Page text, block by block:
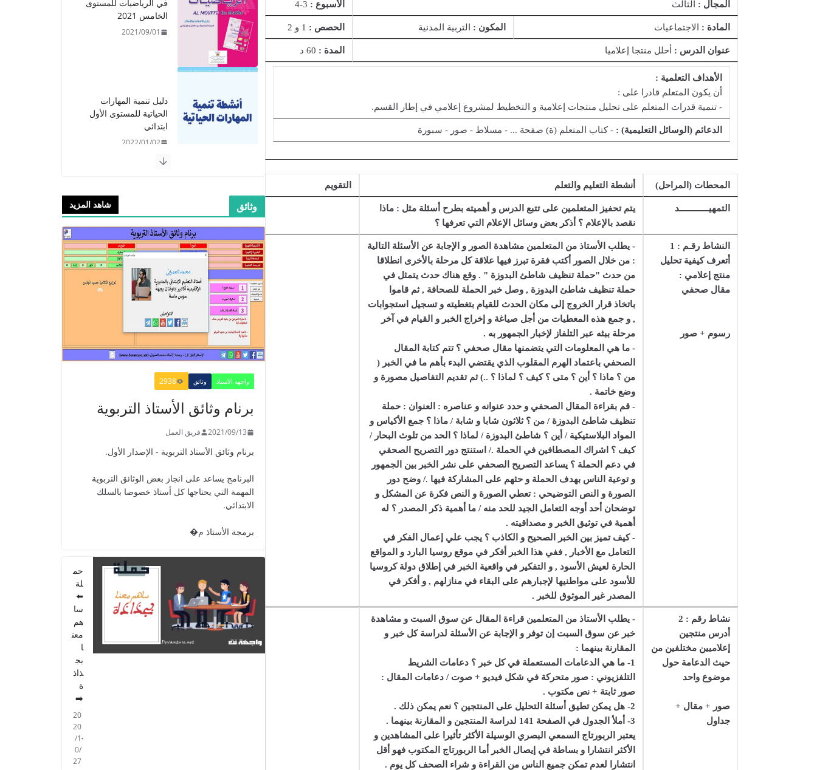
المجال : الثالث الأسبوع : 3-4
المادة : الاجتماعيات المكون : التربية المدنية الحصص : 1 و 2
عنوان الدرس : أحلل منتجا إعلاميا المدة : 60 د
الأهداف التعلمية :
أن يكون المتعلم قادرا على :
- تنمية قدرات المتعلم على تحليل منتجات إعلامية و التخطيط لمشروع إعلامي في إطار القسم.
الدعائم (الوسائل التعليمية) :- كتاب المتعلم (ة) صفحة ... - مسلاط - صور - سبورة
المحطات (المراحل) أنشطة التعليم والتعلم التقويم
التمهيــــــــــــد
يتم تحفيز المتعلمين على تتبع الدرس و أهميته بطرح أسئلة مثل : ماذا
نقصد بالإعلام ؟ أذكر بعض وسائل الإعلام التي تعرفها ؟
النشاط رقـم : 1
أتعرف كيفية تحليل
منتج إعلامي :
مقال صحفي
رسوم + صور
- يطلب الأستاذ من المتعلمين مشاهدة الصور و الإجابة عن الأسئلة التالية
: من خلال الصور أكتب فقرة تبرز فيها علاقة كل مرحلة بالأخرى انطلاقا
من حدث "حملة تنظيف شاطئ البدوزة " . وقع هناك حدث يتمثل في
حملة تنظيف شاطئ البدوزة , وصل خبر الحملة للصحافة , ثم قاموا
باتخاذ قرار الخروج إلى مكان الحدث للقيام بتغطيته و تسجيل استجوابات
, و جمع هذه المعطيات من أجل صياغة و إخراج الخبر و القيام في آخر
مرحلة ببثه عبر التلفاز لإخبار الجمهور به .
- ما هي المعلومات التي يتضمنها مقال صحفي ؟ تتم كتابة المقال
الصحفي باعتماد الهرم المقلوب الذي يقتضي البدء بأهم ما في الخبر (
من ؟ ماذا ؟ أين ؟ متى ؟ كيف ؟ لماذا ؟ ..) ثم تقديم التفاصيل مصورة و
وضع خاتمة .
- قم بقراءة المقال الصحفي و حدد عنوانه و عناصره : العنوان : حملة
تنظيف شاطئ البدوزة / من ؟ ثلاثون شابا و شابة / ماذا ؟ جمع الأكياس و
المواد البلاستيكية / أين ؟ شاطئ البدوزة / لماذا ؟ الحد من تلوث البحار /
كيف ؟ اشراك المصطافين في الحملة ./ استنتج دور التصريح الصحفي
في دعم الحملة ؟ يساعد التصريح الصحفي على نشر الخبر بين الجمهور
و توعية الناس بهدف الحملة و حثهم على المشاركة فيها ./ وضح دور
الصورة و النص التوضيحي : تعطي الصورة و النص فكرة عن المشكل و
توضحان أحد أوجه التعامل الجيد للحد منه / ما أهمية ذكر المصدر ؟ له
أهمية في توثيق الخبر و مصداقيته .
- كيف تميز بين الخبر الصحيح و الكاذب ؟ يجب علي إعمال الفكر في
التعامل مع الأخبار , ففي هذا الخبر أفكر في موقع روسيا البارد و المواقع
الحارة لعيش الأسود , و التفكير في واقعية الخبر في إطلاق دولة كروسيا
للأسود على مواطنيها لإجبارهم على البقاء في منازلهم , و أفكر في
المصدر غير الموثوق للخبر .
نشاط رقم : 2
أدرس منتجين
إعلاميين مختلفين من
حيث الدعامة حول
موضوع واحد
صور + مقال +
جداول
- يطلب الأستاذ من المتعلمين قراءة المقال عن سوق السبت و مشاهدة
خبر عن سوق السبت إن توفر و الإجابة عن الأسئلة لدراسة كل خبر و
المقارنة بينهما :
1- ما هي الدعامات المستعملة في كل خبر ؟ دعامات الشريط
التلفزيوني : صور متحركة في شكل فيديو + صوت / دعامات المقال :
صور ثابتة + نص مكتوب .
2- هل يمكن تطيق أسئلة التحليل على المنتجين ؟ نعم يمكن ذلك .
3- أملأ الجدول في الصفحة 141 لدراسة المنتجين و المقارنة بينهما .
يعتبر الربورتاج السمعي البصري الوسيلة الأكثر تأثيرا على المشاهدين و
الأكثر انتشارا و بساطة في إيصال الخبر أما الربورتاج المكتوب فهو أقل
انتشارا لعدم تمكن جميع الناس من القراءة و شراء الصحف كل يوم .
في الرياضيات للمستوى
الخامس 2021
2021/09/01
دليل تنمية المهارات
الحياتية للمستوى الأول
ابتدائي
2022/01/02
​دليل المفيد في اللغة
2021
2021/09/01
Mes apprentissages
en Français 6 AEP
-2021
2021/09/01
2022/01/02
ANNEE 2021
وثائق شاهد المزيد
واجهة الأستاذ وثائق 2938
برنام وثائق الأستاذ التربوية
2021/09/13 فريق العمل
برنام وثائق الأستاذ التربوية - الإصدار الأول.
البرنامج يساعد على انجاز بعض الوثائق التربوية
المهمة التي يحتاجها كل أستاذ خصوصا بالسلك
الابتدائي.
برمجة الأستاذ م�
حم
لة
⬅️
سا
هم
معن
ا
بج
ذاذ
ة
➡️
20
20
/1
0/
27